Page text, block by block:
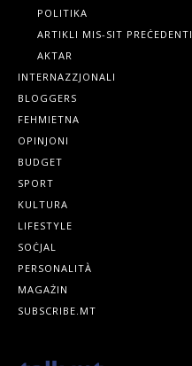
POLITIKA
ARTIKLI MIS-SIT PREĊEDENTI
AKTAR
INTERNAZZJONALI
BLOGGERS
FEHMIETNA
OPINJONI
BUDGET
SPORT
KULTURA
LIFESTYLE
SOĊJAL
PERSONALITÀ
MAGAŻIN
SUBSCRIBE.MT